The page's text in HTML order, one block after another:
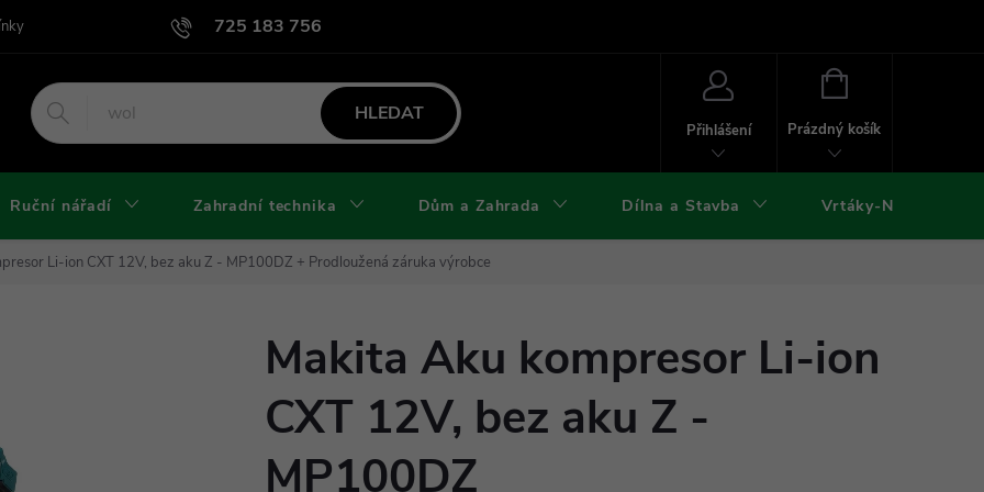
725 183 756
Podmínky užití webu Podmínky ochrany osobních údajů a cookies
HLEDAT
Přihlášení
NÁKUPNÍ
Prázdný košík
Ruční nářadí Zahradní technika Dům a Zahrada Dílna a Stavba Vrtáky-Nástroje
Li-ion CXT 12V, bez aku Z - MP100DZ + Prodloužená záruka výrobce
Makita Aku kompresor Li-ion
CXT 12V, bez aku Z -
MP100DZ